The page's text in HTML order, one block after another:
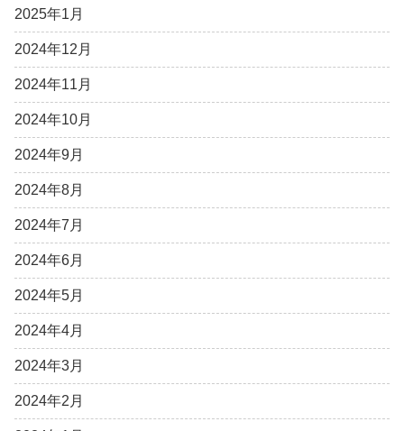
2025年1月
2024年12月
2024年11月
2024年10月
2024年9月
2024年8月
2024年7月
2024年6月
2024年5月
2024年4月
2024年3月
2024年2月